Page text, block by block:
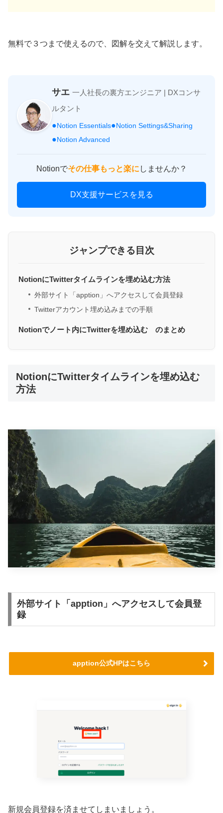
無料で３つまで使えるので、図解を交えて解説します。
サエ 一人社長の裏方エンジニア | DXコンサ
ルタント
●Notion Essentials●Notion Settings&Sharing
●Notion Advanced
Notionでその仕事もっと楽に しませんか？
DX支援サービスを見る
ジャンプできる目次
NotionにTwitterタイムラインを埋め込む方法
外部サイト「apption」へアクセスして会員登録
Twitterアカウント埋め込みまでの手順
Notionでノート内にTwitterを埋め込む のまとめ
NotionにTwitterタイムラインを埋め込む
方法
外部サイト「apption」へアクセスして会員登
録
apption公式HPはこちら
新規会員登録を済ませてしまいましょう。